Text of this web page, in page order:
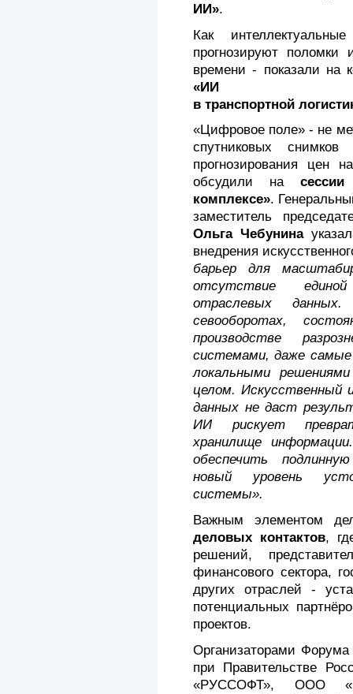
ИИ».
Как
прогнозируют
времени - показали на
«ИИ
в транспортной
«Цифровое поле» - не
спутниковых
прогнозирования
обсудили на
комплексе».
заместитель
Ольга Чебунина
внедрения
барьер для
отсутствие
отраслевых
севооборотах,
производстве
системами, даже
локальными
целом. Искусственный
данных не даст
ИИ рискует
хранилище
обеспечить
новый уровень
системы».
Важным элементом
деловых контактов,
решений,
финансового сектора,
других отраслей -
потенциальных
проектов.
Организаторами
при Правительстве
«РУССОФТ», ООО